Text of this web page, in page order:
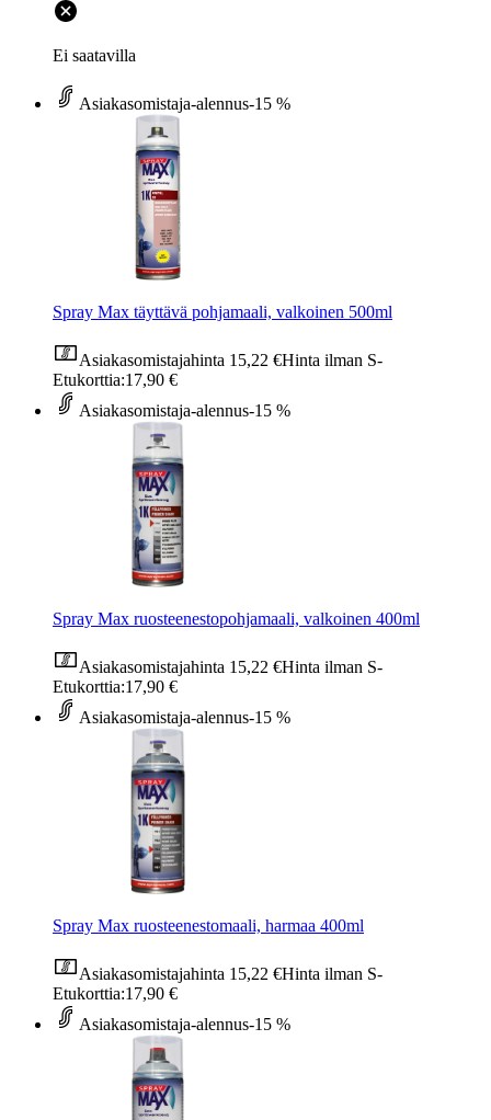
Ei saatavilla
Asiakasomistaja-alennus-15 %
Spray Max täyttävä pohjamaali, valkoinen 500ml
Asiakasomistajahinta 15,22 €Hinta ilman S-
Etukorttia:17,90 €
Asiakasomistaja-alennus-15 %
Spray Max ruosteenestopohjamaali, valkoinen 400ml
Asiakasomistajahinta 15,22 €Hinta ilman S-
Etukorttia:17,90 €
Asiakasomistaja-alennus-15 %
Spray Max ruosteenestomaali, harmaa 400ml
Asiakasomistajahinta 15,22 €Hinta ilman S-
Etukorttia:17,90 €
Asiakasomistaja-alennus-15 %